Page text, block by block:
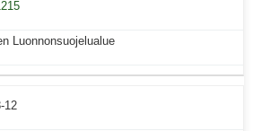
Luonnonsuojelualue
12